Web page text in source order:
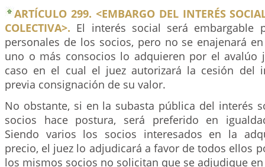
ARTÍCULO 299. <EMBARGO DEL INTERÉS
COLECTIVA>. El interés social será embargable
personales de los socios, pero no se enajenará
uno o más consocios lo adquieren por el avalúo
caso en el cual el juez autorizará la cesión del
previa consignación de su valor.
No obstante, si en la subasta pública del interés
socios hace postura, será preferido en
Siendo varios los socios interesados en la
precio, el juez lo adjudicará a favor de todos ellos
los mismos socios no solicitan que se adjudique